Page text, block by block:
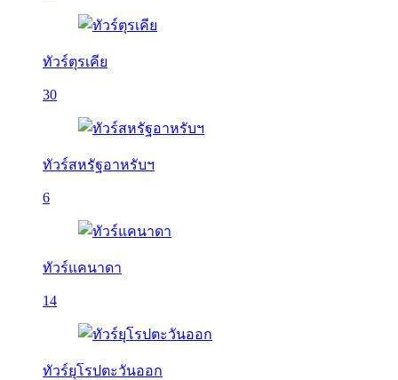
ทัวร์ตุรเคีย
30
ทัวร์สหรัฐอาหรับฯ
6
ทัวร์แคนาดา
14
ทัวร์ยุโรปตะวันออก